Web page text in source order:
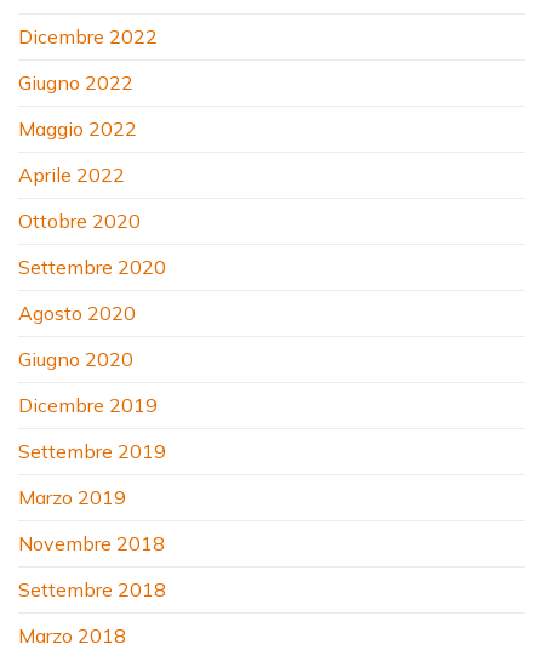
Dicembre 2022
Giugno 2022
Maggio 2022
Aprile 2022
Ottobre 2020
Settembre 2020
Agosto 2020
Giugno 2020
Dicembre 2019
Settembre 2019
Marzo 2019
Novembre 2018
Settembre 2018
Marzo 2018